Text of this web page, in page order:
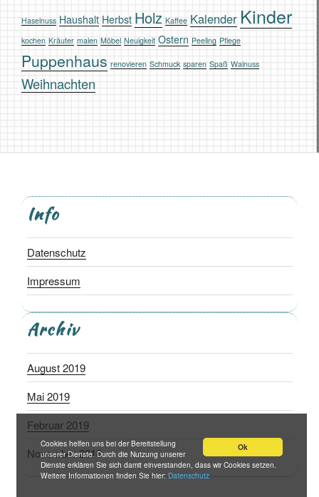
Ok
Cookies helfen uns bei der Bereitstellung
unserer Dienste. Durch die Nutzung unserer
Dienste erklären Sie sich damit einverstanden, dass wir Cookies setzen.
Weitere Informationen finden Sie hier:Datenschutz
Haselnuss Haushalt Herbst Holz Kaffee KalenderKinder
kochen Kräuter malen Möbel Neuigkeit Ostern Peeling Pflege
Puppenhaus renovieren Schmuck sparen Spaß Walnuss
Weihnachten
Info
Datenschutz
Impressum
Archiv
August 2019
Mai 2019
Februar 2019
November 2018
September 2018